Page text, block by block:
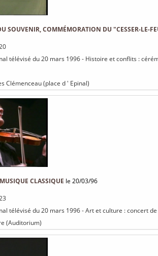
SOUVENIR, COMMÉMORATION DU "CESSER-LE-
télévisé du 20 mars 1996 - Histoire et conflits :
Clémenceau (place d ' Epinal)
CLASSIQUE le 20/03/96
télévisé du 20 mars 1996 - Art et culture : concert
(Auditorium)